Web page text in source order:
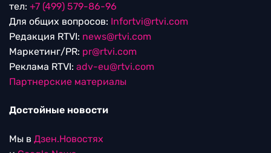
тел: +7 (499) 579-86-96
Для общих вопросов: Infortvi@rtvi.com
Редакция RTVI: news@rtvi.com
Маркетинг/PR: pr@rtvi.com
Реклама RTVI: adv-eu@rtvi.com
Партнерские материалы
Достойные новости
Мы в Дзен.Новостях